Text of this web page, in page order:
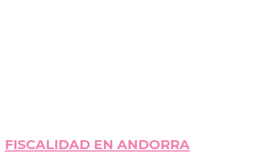
FISCALIDAD EN ANDORRA